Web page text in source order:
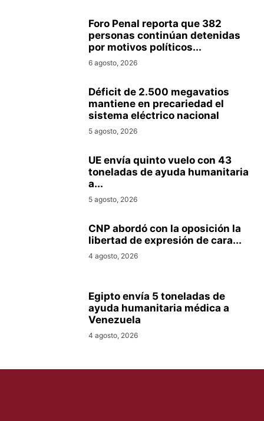
Foro Penal reporta que 382
personas continúan detenidas
por motivos políticos...
6 agosto, 2026
Déficit de 2.500 megavatios
mantiene en precariedad el
sistema eléctrico nacional
5 agosto, 2026
UE envía quinto vuelo con 43
toneladas de ayuda humanitaria
a...
5 agosto, 2026
CNP abordó con la oposición la
libertad de expresión de cara...
4 agosto, 2026
Egipto envía 5 toneladas de
ayuda humanitaria médica a
Venezuela
4 agosto, 2026